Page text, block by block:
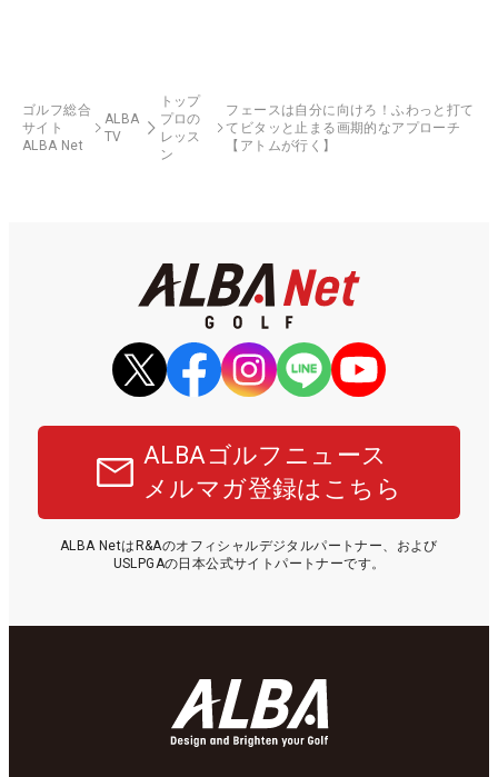
ゴルフ総合
サイト
ALBA Net
ALBA
TV
トップ
プロの
レッス
ン
フェースは自分に向けろ！ふわっと打て
てビタッと止まる画期的なアプローチ
【アトムが行く】
ALBAゴルフニュース
メルマガ登録はこちら
ALBA NetはR&Aのオフィシャルデジタルパートナー、および
USLPGAの日本公式サイトパートナーです。